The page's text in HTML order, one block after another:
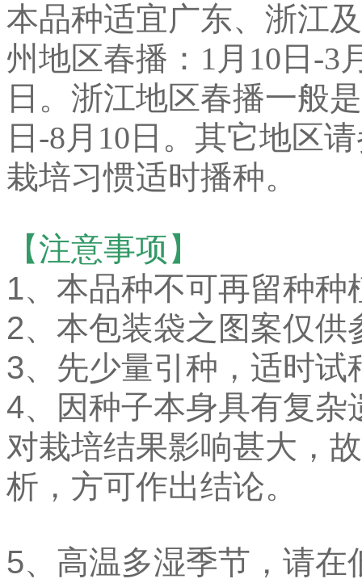
本品种适宜广东、浙江
州地区春播：1月10日-3
日。浙江地区春播一般
日-8月10日。其它地区
栽培习惯适时播种。
【注意事项】
1、本品种不可再留种种
2、本包装袋之图案仅
3、先少量引种，适时试
4、因种子本身具有复
对栽培结果影响甚大，
析，方可作出结论。
5、高温多湿季节，请在